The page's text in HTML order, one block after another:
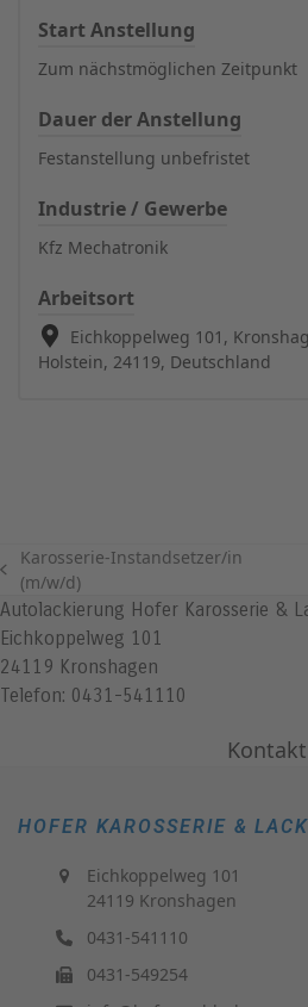
Start Anstellung
Zum nächstmöglichen Zeitpunkt
Dauer der Anstellung
Festanstellung unbefristet
Industrie / Gewerbe
Kfz Mechatronik
Arbeitsort
Eichkoppelweg 101,
Holstein, 24119, Deutschland
vorheriger
Beitrag:
Karosserie-Instandsetzer/in
(m/w/d)
Autolackierung Hofer Karosserie &
Eichkoppelweg 101
24119 Kronshagen
Telefon: 0431-541110
Kontakt
HOFER KAROSSERIE &
Eichkoppelweg 101
24119 Kronshagen
0431-541110
0431-549254